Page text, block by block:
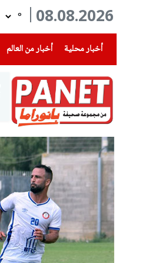
08.08.2026
°
أخبار محلية
(current) أخبار من العالم